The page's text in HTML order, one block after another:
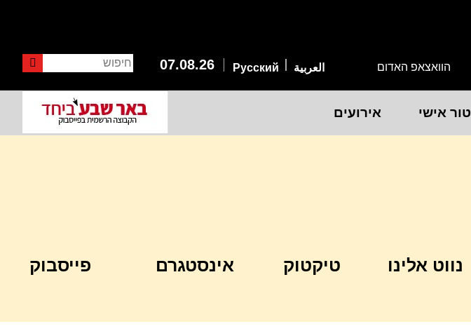
הוואצאפ האדום 07.08.26 חיפוש
العربية Русский
טור אישי אירועים
נווט אלינו טיקטוק אינסטגרם פייסבוק